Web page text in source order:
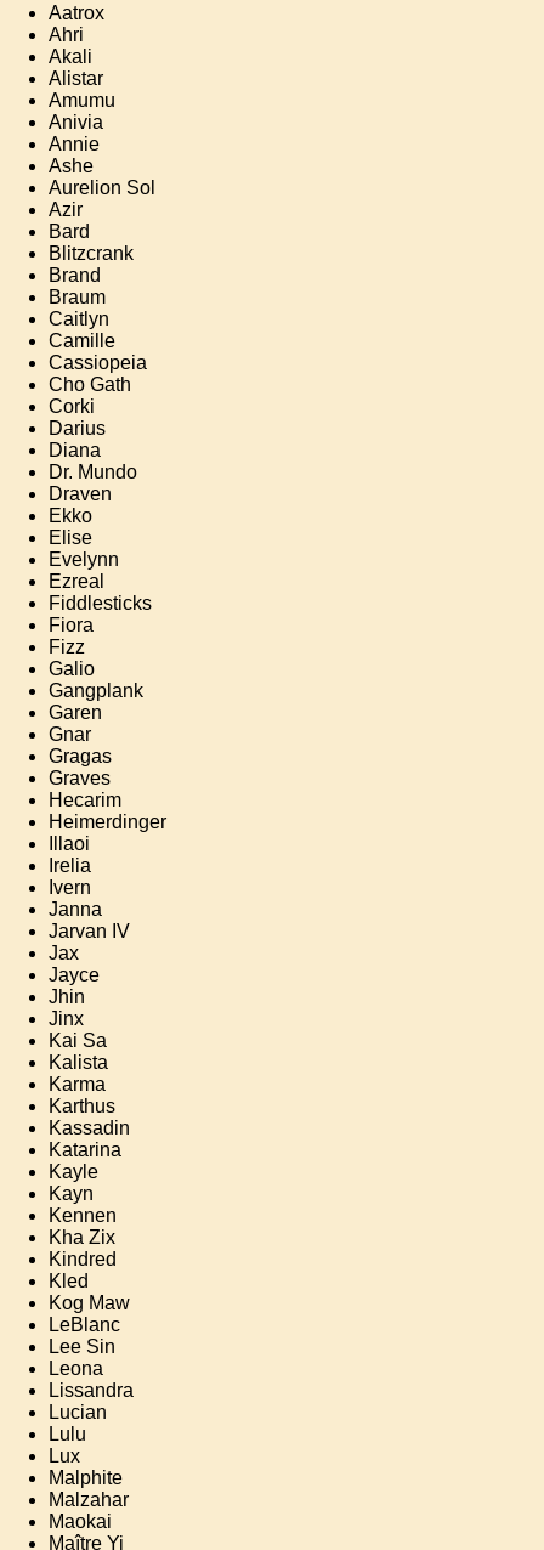
Aatrox
Ahri
Akali
Alistar
Amumu
Anivia
Annie
Ashe
Aurelion Sol
Azir
Bard
Blitzcrank
Brand
Braum
Caitlyn
Camille
Cassiopeia
Cho Gath
Corki
Darius
Diana
Dr. Mundo
Draven
Ekko
Elise
Evelynn
Ezreal
Fiddlesticks
Fiora
Fizz
Galio
Gangplank
Garen
Gnar
Gragas
Graves
Hecarim
Heimerdinger
Illaoi
Irelia
Ivern
Janna
Jarvan IV
Jax
Jayce
Jhin
Jinx
Kai Sa
Kalista
Karma
Karthus
Kassadin
Katarina
Kayle
Kayn
Kennen
Kha Zix
Kindred
Kled
Kog Maw
LeBlanc
Lee Sin
Leona
Lissandra
Lucian
Lulu
Lux
Malphite
Malzahar
Maokai
Maître Yi